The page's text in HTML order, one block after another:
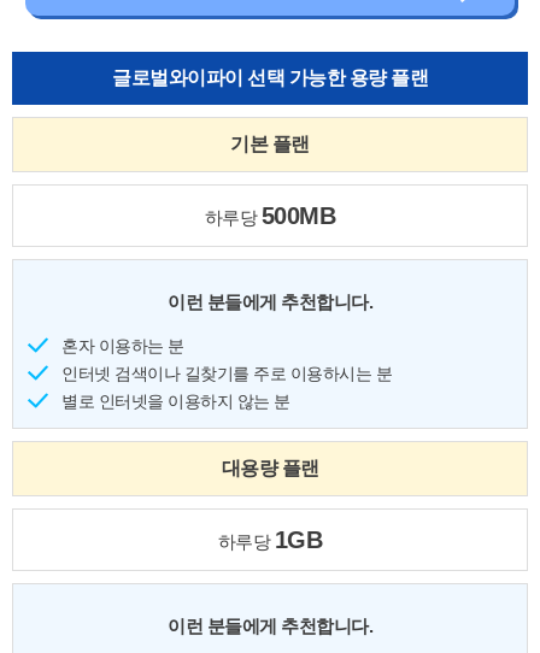
글로벌와이파이 선택 가능한 용량 플랜
기본 플랜
하루당500MB
이런 분들에게 추천합니다.
혼자 이용하는 분
인터넷 검색이나 길찾기를 주로 이용하시는 분
별로 인터넷을 이용하지 않는 분
대용량 플랜
하루당 1GB
이런 분들에게 추천합니다.